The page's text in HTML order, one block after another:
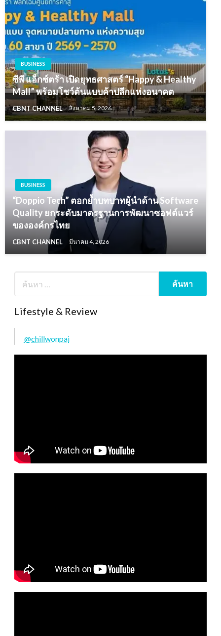
BUSINESS
ซีพี แอ็กซ์ตร้า เปิดยุทธศาสตร์ “Happy & Healthy
Mall” พร้อมโชว์ต้นแบบค้าปลีกแห่งอนาคต
CBNT CHANNEL สิงหาคม 5, 2026
BUSINESS
“Doppio Tech” ตอกย้ำบทบาทผู้นำด้าน Software
Quality ยกระดับมาตรฐานการพัฒนาซอฟต์แวร์
ขององค์กรไทย
CBNT CHANNEL มีนาคม 4, 2026
Lifestyle & Review
@chillwonpai